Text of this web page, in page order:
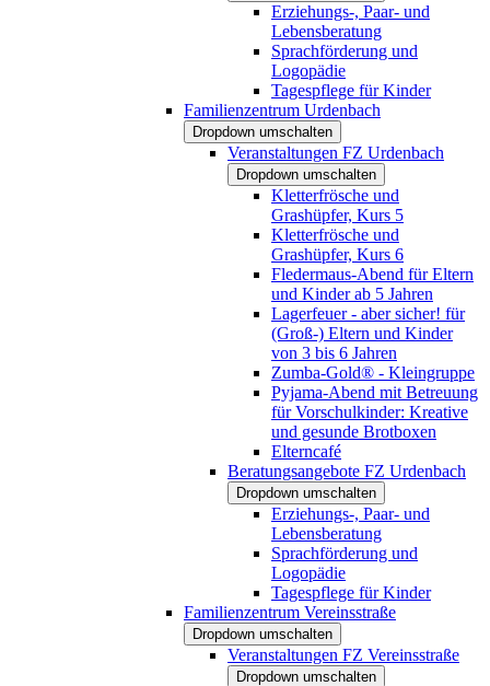
Erziehungs-, Paar- und
Lebensberatung
Sprachförderung und
Logopädie
Tagespflege für Kinder
Familienzentrum Urdenbach
Dropdown umschalten
Veranstaltungen FZ Urdenbach
Dropdown umschalten
Kletterfrösche und
Grashüpfer, Kurs 5
Kletterfrösche und
Grashüpfer, Kurs 6
Fledermaus-Abend für Eltern
und Kinder ab 5 Jahren
Lagerfeuer - aber sicher! für
(Groß-) Eltern und Kinder
von 3 bis 6 Jahren
Zumba-Gold® - Kleingruppe
Pyjama-Abend mit Betreuung
für Vorschulkinder: Kreative
und gesunde Brotboxen
Elterncafé
Beratungsangebote FZ Urdenbach
Dropdown umschalten
Erziehungs-, Paar- und
Lebensberatung
Sprachförderung und
Logopädie
Tagespflege für Kinder
Familienzentrum Vereinsstraße
Dropdown umschalten
Veranstaltungen FZ Vereinsstraße
Dropdown umschalten